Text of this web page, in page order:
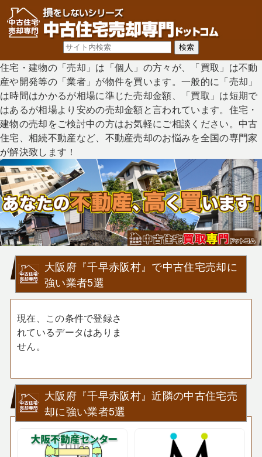
住宅・建物の「売却」は「個人」の方々が、「買取」は不動
産や開発等の「業者」が物件を買います。一般的に「売却」
は時間はかかるが相場に準じた売却金額、「買取」は短期で
はあるが相場より安めの売却金額と言われています。住宅・
建物の売却をご検討中の方はお気軽にご相談ください。中古
住宅、相続不動産など、不動産売却のお悩みを全国の専門家
が解決致します！
大阪府『千早赤阪村』で中古住宅売却に
強い業者5選
現在、この条件で登録さ
れているデータはありま
せん。
大阪府『千早赤阪村』近隣の中古住宅売
却に強い業者5選